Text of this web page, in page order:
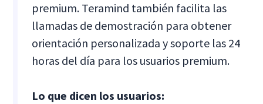
premium. Teramind también facilita las
llamadas de demostración para obtener
orientación personalizada y soporte las 24
horas del día para los usuarios premium.
Lo que dicen los usuarios: